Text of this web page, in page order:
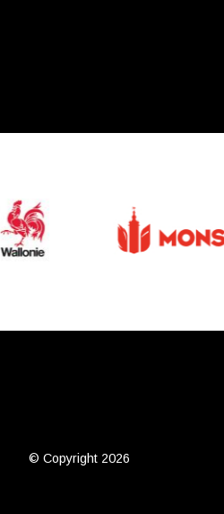
© Copyright 2026